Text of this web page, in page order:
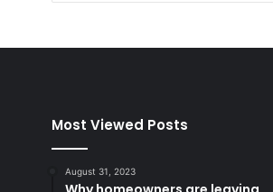
Most Viewed Posts
August 31, 2023